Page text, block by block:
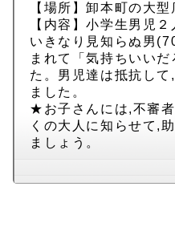
【場所】卸本町の大型
【内容】小学生男児
いきなり見知らぬ男
まれて「気持ちいい
た。男児達は抵抗し
ました。
★お子さんには,不審
くの大人に知らせて,
ましょう。